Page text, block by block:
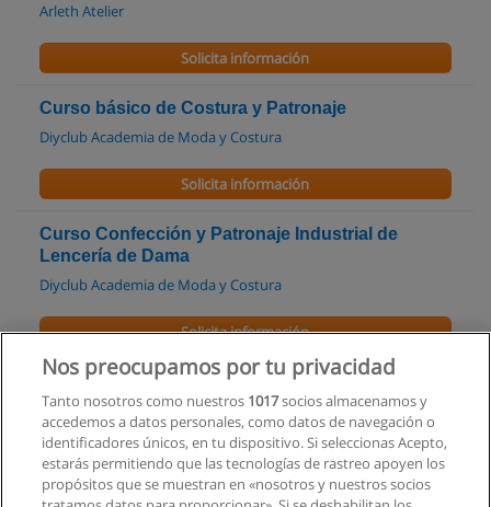
Arleth Atelier
Solicita información
Curso básico de Costura y Patronaje
Diyclub Academia de Moda y Costura
Solicita información
Curso Confección y Patronaje Industrial de
Lencería de Dama
Diyclub Academia de Moda y Costura
Solicita información
Curso de Diseño Interior
Infotec
Solicita información
Nos preocupamos por tu privacidad
Tanto nosotros como nuestros 1017socios almacenamos y
accedemos a datos personales, como datos de navegación o
identificadores únicos, en tu dispositivo. Si seleccionas Acepto,
estarás permitiendo que las tecnologías de rastreo apoyen los
propósitos que se muestran en «nosotros y nuestros socios